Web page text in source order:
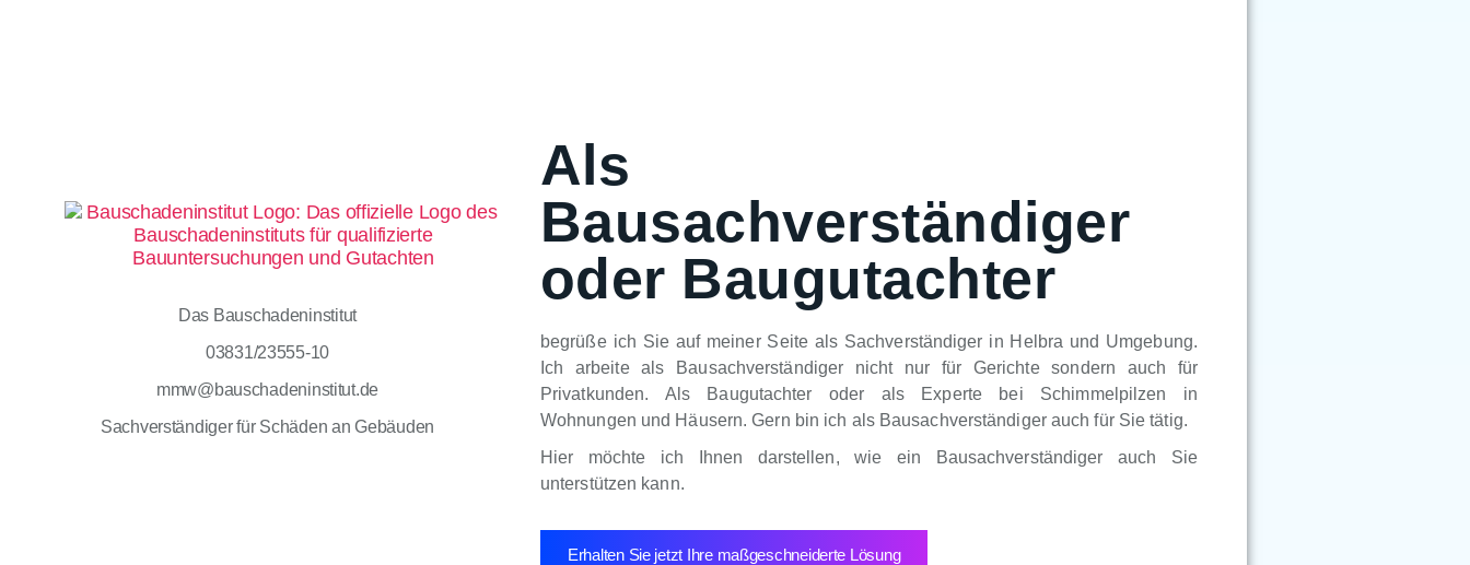
Das Bauschadeninstitut
03831/23555-10
mmw@bauschadeninstitut.de
Sachverständiger für Schäden an Gebäuden
Als
Bausachverständiger
oder Baugutachter
begrüße ich Sie auf meiner Seite als Sachverständiger in Helbra und Umgebung.
Ich arbeite als Bausachverständiger nicht nur für Gerichte sondern auch für
Privatkunden. Als Baugutachter oder als Experte bei Schimmelpilzen in
Wohnungen und Häusern. Gern bin ich als Bausachverständiger auch für Sie tätig.
Hier möchte ich Ihnen darstellen, wie ein Bausachverständiger auch Sie
unterstützen kann.
Erhalten Sie jetzt Ihre maßgeschneiderte Lösung